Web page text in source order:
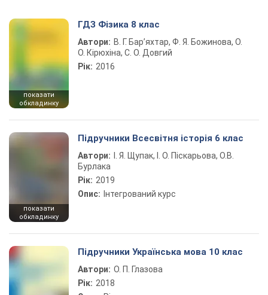
показати
обкладинку
ГДЗ Фізика 8 клас
Автори: В. Г. Бар’яхтар, Ф. Я. Божинова, О.
О. Кірюхіна, С. О. Довгий
Рік: 2016
показати
обкладинку
Підручники Всесвітня історія 6 клас
Автори:
І. Я. Щупак, І. О. Піскарьова, О.В.
Бурлака
Рік: 2019
Опис: Інтегрований курс
Підручники Українська мова 10 клас
Автори: О. П. Глазова
Рік: 2018